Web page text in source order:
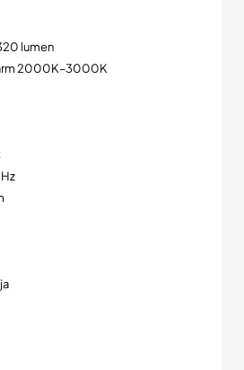
lumen
2000K–3000K